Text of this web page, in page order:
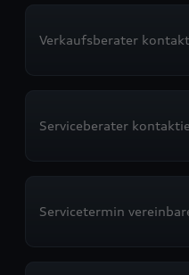
Verkaufsberater
Serviceberater
Servicetermin